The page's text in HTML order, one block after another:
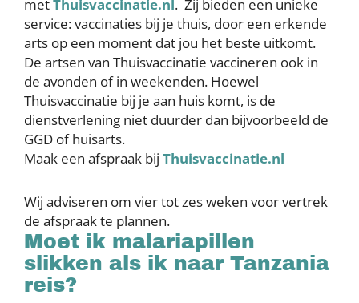
metThuisvaccinatie.nl . Zij bieden een unieke
service: vaccinaties bij je thuis, door een erkende
arts op een moment dat jou het beste uitkomt.
De artsen van Thuisvaccinatie vaccineren ook in
de avonden of in weekenden. Hoewel
Thuisvaccinatie bij je aan huis komt, is de
dienstverlening niet duurder dan bijvoorbeeld de
GGD of huisarts.
Maak een afspraak bij Thuisvaccinatie.nl
Wij adviseren om vier tot zes weken voor vertrek
de afspraak te plannen.
Moet ik malariapillen
slikken als ik naar Tanzania
reis?